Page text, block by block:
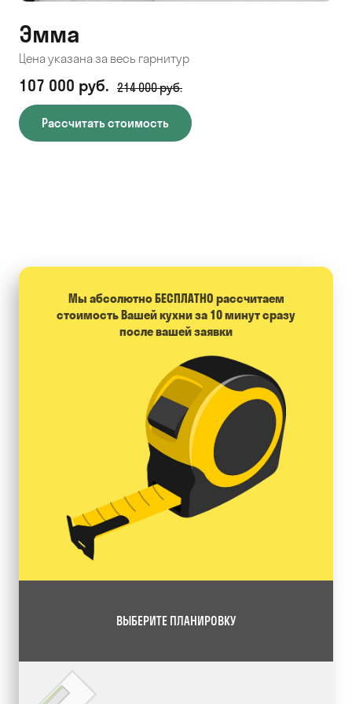
Эмма
Цена указана за весь гарнитур
107 000 руб. 214 000 руб.
Рассчитать стоимость
Мы абсолютно БЕСПЛАТНО расcчитаем
стоимость Вашей кухни за 10 минут сразу
после вашей заявки
ВЫБЕРИТЕ ПЛАНИРОВКУ